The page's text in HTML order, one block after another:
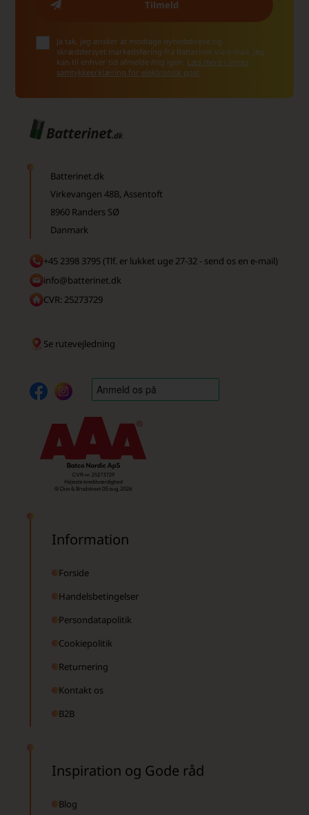
Ja tak, jeg ønsker at modtage nyhedsbreve og
skræddersyet markedsføring fra Batterinet via e-mail. Jeg
kan til enhver tid afmelde mig igen. Læs mere i vores
samtykkeerklæring for elektronisk post
Batterinet.dk
Virkevangen 48B, Assentoft
8960 Randers SØ
Danmark
+45 2398 3795 (Tlf. er lukket uge 27-32 - send os en e-mail)
info@batterinet.dk
CVR: 25273729
Se rutevejledning
Information
Forside
Handelsbetingelser
Persondatapolitik
Cookiepolitik
Returnering
Kontakt os
B2B
Inspiration og Gode råd
Blog